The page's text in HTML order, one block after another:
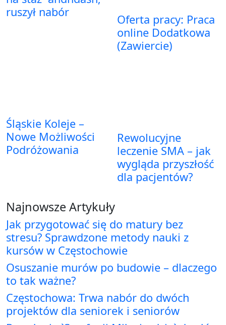
ruszył nabór
Oferta pracy: Praca
online Dodatkowa
(Zawiercie)
Śląskie Koleje –
Nowe Możliwości
Podróżowania
Rewolucyjne
leczenie SMA – jak
wygląda przyszłość
dla pacjentów?
Najnowsze Artykuły
Jak przygotować się do matury bez
stresu? Sprawdzone metody nauki z
kursów w Częstochowie
Osuszanie murów po budowie – dlaczego
to tak ważne?
Częstochowa: Trwa nabór do dwóch
projektów dla seniorek i seniorów